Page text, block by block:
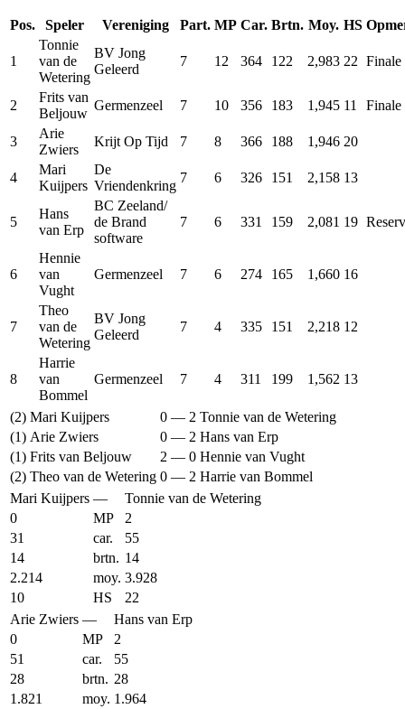
Pos. Speler Vereniging Part. MP Car. Brtn. Moy. HS
1
Tonnie
van de
Wetering
BV Jong
Geleerd
7 12 364 122 2,983 22 Finale
2
Frits van
Beljouw
Germenzeel 7 10 356 183 1,945 11 Finale
3
Arie
Zwiers
Krijt Op Tijd 7 8 366 188 1,946 20
4
Mari
Kuijpers
De
Vriendenkring
7 6 326 151 2,158 13
5
Hans
van Erp
BC Zeeland/
de Brand
software
7 6 331 159 2,081 19
6
Hennie
van
Vught
Germenzeel 7 6 274 165 1,660 16
7
Theo
van de
Wetering
BV Jong
Geleerd
7 4 335 151 2,218 12
8
Harrie
van
Bommel
Germenzeel 7 4 311 199 1,562 13
(2) Mari Kuijpers 0 — 2 Tonnie van de Wetering
(1) Arie Zwiers 0 — 2 Hans van Erp
(1) Frits van Beljouw 2 — 0 Hennie van Vught
(2) Theo van de Wetering 0 — 2 Harrie van Bommel
Mari Kuijpers —
Tonnie van de Wetering
0
MP
2
31
car.
55
14
brtn. 14
2.214
moy. 3.928
10
HS
22
Arie Zwiers —
Hans van Erp
0
MP
2
51
car.
55
28
brtn. 28
1.821
moy. 1.964